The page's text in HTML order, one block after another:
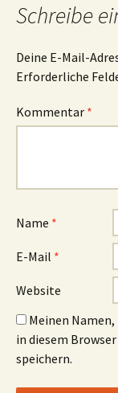
Schreibe
Deine E-Mail-
Erforderliche
Kommentar *
Name *
E-Mail *
Website
Meinen
in diesem
speichern.